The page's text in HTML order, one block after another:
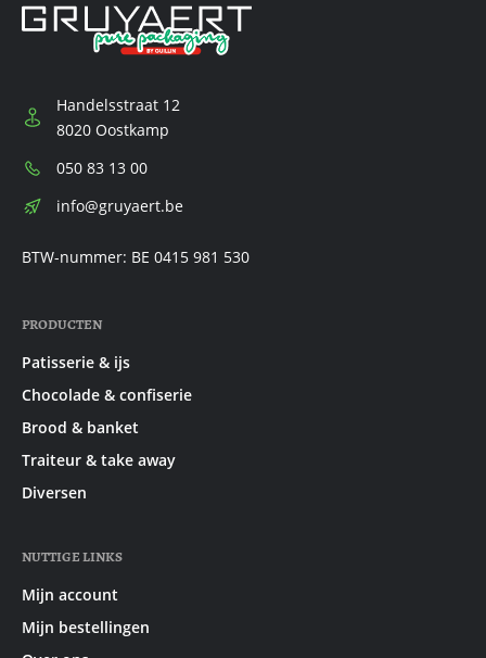
Handelsstraat 12
8020 Oostkamp
Telefoon:
050 83 13 00
E-
info@gruyaert.be
BTW-nummer: BE 0415 981 530
PRODUCTEN
Patisserie & ijs
Chocolade & confiserie
Brood & banket
Traiteur & take away
Diversen
NUTTIGE LINKS
Mijn account
Mijn bestellingen